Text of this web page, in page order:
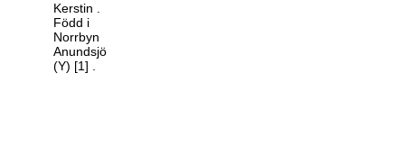
Kerstin
Född i
Norrbyn
Anundsjö
(Y) [1]